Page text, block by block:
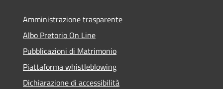
Amministrazione trasparente
Albo Pretorio On Line
Pubblicazioni di Matrimonio
Piattaforma whistleblowing
Dichiarazione di accessibilità